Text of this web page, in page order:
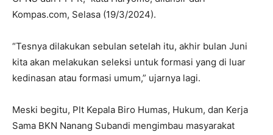
Kompas.com, Selasa (19/3/2024).
“Tesnya dilakukan sebulan setelah itu, akhir bulan Juni
kita akan melakukan seleksi untuk formasi yang di luar
kedinasan atau formasi umum,” ujarnya lagi.
Meski begitu, Plt Kepala Biro Humas, Hukum, dan Kerja
Sama BKN Nanang Subandi mengimbau masyarakat